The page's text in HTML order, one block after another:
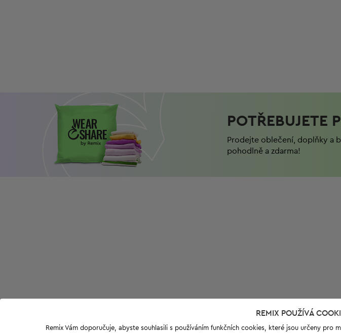
POTŘEBUJETE
Prodejte oblečení, doplňky a
pohodlně a zdarma!
REMIX POUŽÍVÁ
Remix Vám doporučuje, abyste souhlasili s používáním funkčních cookies, které jsou určeny pro